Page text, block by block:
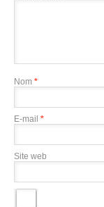
Nom *
E-mail *
Site web